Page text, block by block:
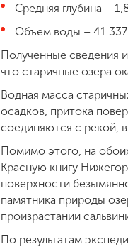
Средняя глубина –
Объем воды – 41
Полученные сведения
что старичные озера
Водная масса
осадков, притока
соединяются с рекой,
Помимо этого, на
Красную книгу
поверхности
памятника природы
произрастании
По результатам